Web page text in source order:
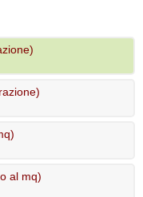
al mq)